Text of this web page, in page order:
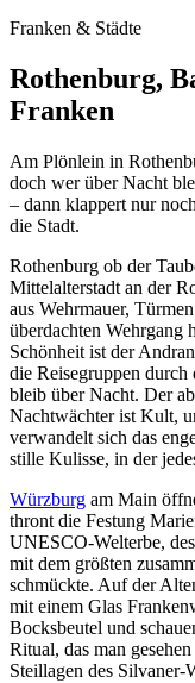
Franken & Städte
Rothenburg,
Franken
Am Plönlein in
doch wer über Nacht
– dann klappert nur
die Stadt.
Rothenburg ob der
Mittelalterstadt an der
aus Wehrmauer,
überdachten Wehrgang
Schönheit ist der
die Reisegruppen
bleib über Nacht. Der
Nachtwächter ist Kult,
verwandelt sich das
stille Kulisse, in der
Würzburg am Main
thront die Festung
UNESCO-Welterbe,
mit dem größten
schmückte. Auf der
mit einem Glas
Bocksbeutel und
Ritual, das man
Steillagen des Silvaner-